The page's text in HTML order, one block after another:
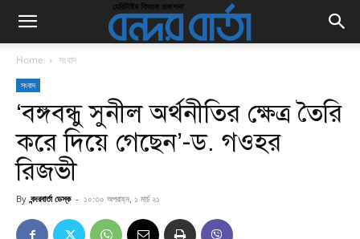
Home সংবাদ
সংবাদ
‘বঙ্গবন্ধু সুনীল অর্থনীতির ক্ষেত্র তৈরি
করে দিয়ে গেছেন’-ড. গওহর
রিজভী
By বন্দরবার্তা ডেস্ক - ১০:৩০ অপরাহ্ন, ১ মার্চ ২১